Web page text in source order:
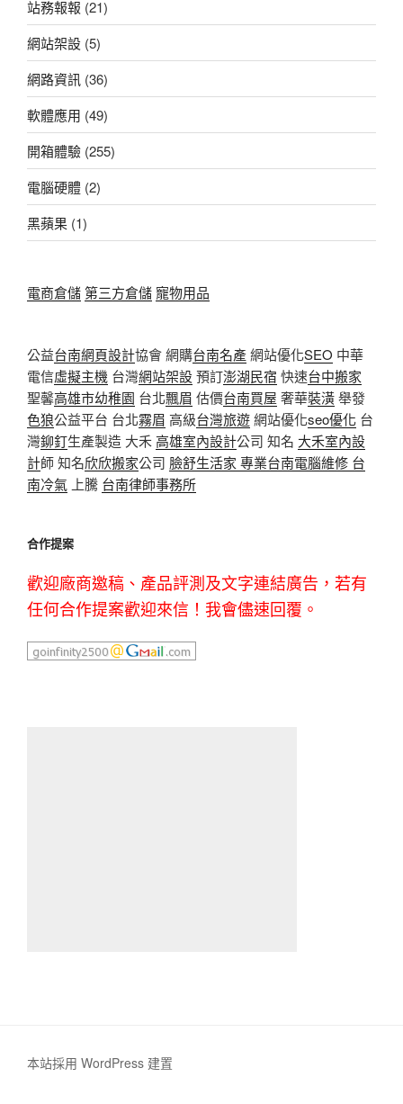
站務報報 (21)
網站架設 (5)
網路資訊 (36)
軟體應用 (49)
開箱體驗 (255)
電腦硬體 (2)
黑蘋果 (1)
電商倉儲第三方倉儲寵物用品
公益台南網頁設計協會 網購台南名產網站優化SEO 中華
電信虛擬主機 台灣網站架設預訂澎湖民宿 快速台中搬家
聖馨高雄市幼稚園 台北飄眉 估價台南買屋 奢華裝潢舉發
色狼公益平台 台北霧眉 高級台灣旅遊網站優化seo優化 台
灣鉚釘生產製造 大禾高雄室內設計公司 知名 大禾室內設
計師 知名欣欣搬家公司 臉舒生活家 專業台南電腦維修 台
南冷氣 上騰 台南律師事務所
合作提案
歡迎廠商邀稿、產品評測及文字連結廣告，若有
任何合作提案歡迎來信！我會儘速回覆。
本站採用 WordPress 建置